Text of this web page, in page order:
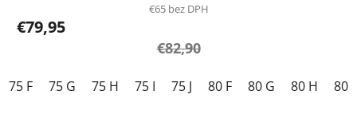
€65 bez DPH
€79,95
€82,90
75 F 75 G 75 H 75 I 75 J 80 F 80 G 80 H 80 I